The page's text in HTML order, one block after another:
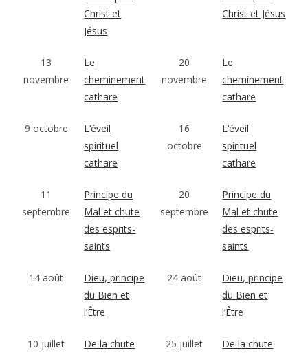
Christ et
Jésus
Christ et Jésus
13
novembre
Le
cheminement
cathare
20
novembre
Le
cheminement
cathare
9 octobre
L’éveil
spirituel
cathare
16
octobre
L’éveil
spirituel
cathare
11
septembre
Principe du
Mal et chute
des esprits-
saints
20
septembre
Principe du
Mal et chute
des esprits-
saints
14 août
Dieu, principe
du Bien et
l’Être
24 août
Dieu, principe
du Bien et
l’Être
10 juillet
De la chute
25 juillet
De la chute